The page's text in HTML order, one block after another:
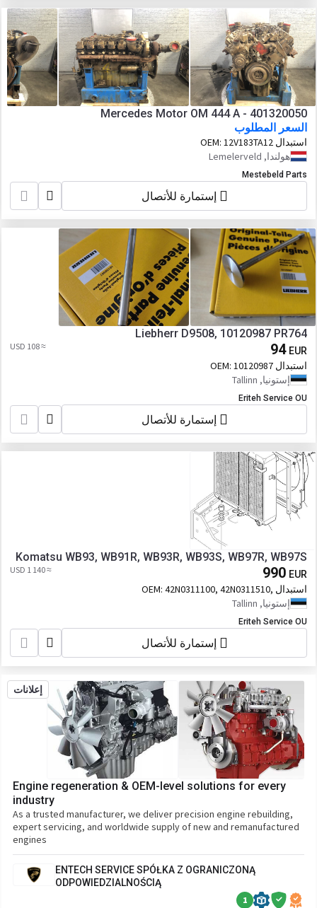
Mercedes Motor OM 444 A - 401320050
السعر المطلوب
استبدال OEM: 12V183TA12
هولندا, Lemelerveld
Mestebeld Parts
إستمارة للأتصال
Liebherr D9508, 10120987 PR764
94 EUR
≈ 108 USD
استبدال OEM: 10120987
إستونيا, Tallinn
Eriteh Service OU
إستمارة للأتصال
Komatsu WB93, WB91R, WB93R, WB93S, WB97R, WB97S
990 EUR
≈ 1 140 USD
استبدال OEM: 42N0311100, 42N0311510,
42N-03-11100, 42N-03-11510
إستونيا, Tallinn
Eriteh Service OU
إستمارة للأتصال
إعلانات
Engine regeneration & OEM-level solutions for every
industry
As a trusted manufacturer, we deliver precision engine rebuilding,
expert servicing, and worldwide supply of new and remanufactured
engines
ENTECH SERVICE SPÓŁKA Z OGRANICZONĄ
ODPOWIEDZIALNOŚCIĄ
1